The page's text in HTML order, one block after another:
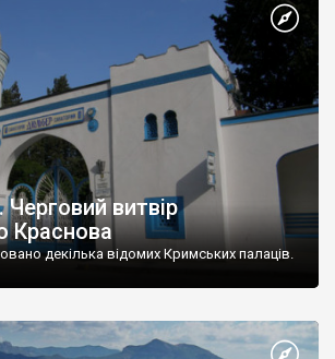
витвір
Краснова
декілька відомих Кримських палаців.